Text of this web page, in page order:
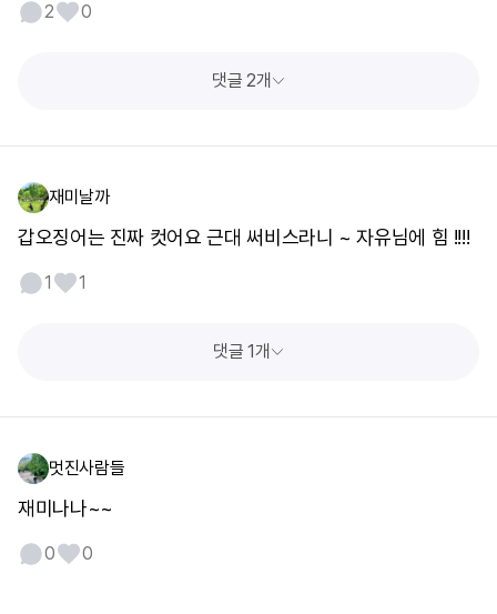
2 0
댓글 2개
재미날까
갑오징어는 진짜 컷어요 근대 써비스라니 ~ 자유님에 힘 !!!!
1 1
댓글 1개
멋진사람들
재미나나~~
0 0